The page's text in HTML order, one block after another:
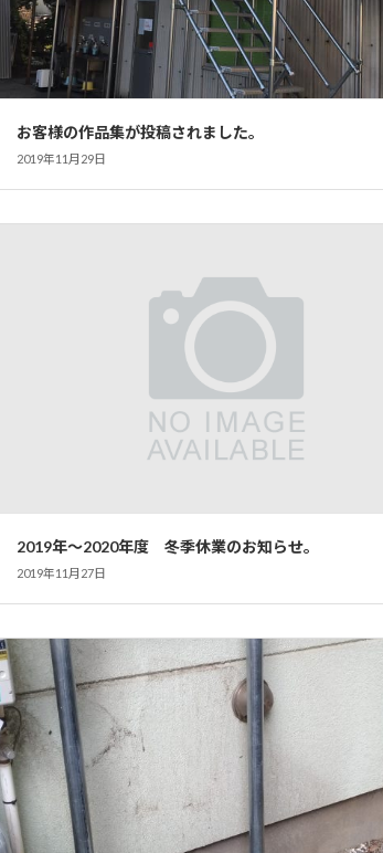
お客様の作品集が投稿されました。
2019年11月29日
2019年～2020年度 冬季休業のお知らせ。
2019年11月27日